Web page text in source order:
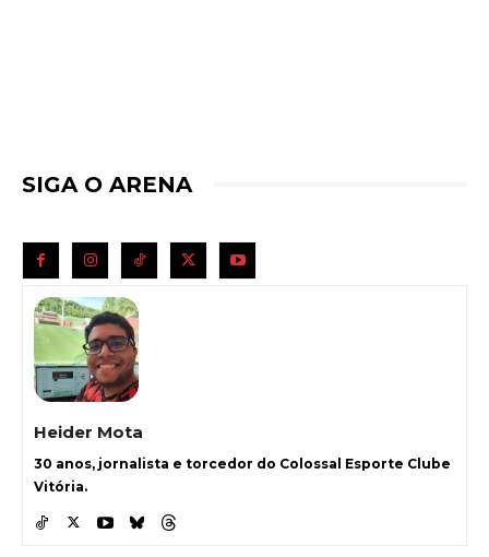
SIGA O ARENA
Heider Mota
30 anos, jornalista e torcedor do Colossal Esporte Clube
Vitória.